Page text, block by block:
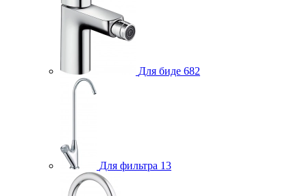
Для биде 682
Для фильтра 13